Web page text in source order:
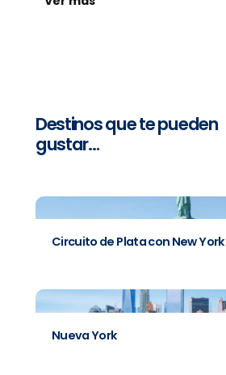
Destinos que te pueden
gustar…
Circuito de Plata con New York
Nueva York